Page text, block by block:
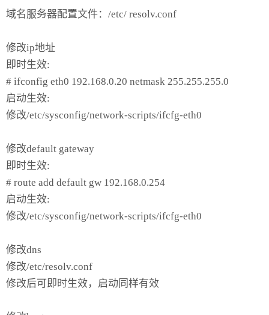
域名服务器配置文件：/etc/ resolv.conf
修改ip地址
即时生效:
# ifconfig eth0 192.168.0.20 netmask 255.255.255.0
启动生效:
修改/etc/sysconfig/network-scripts/ifcfg-eth0
修改default gateway
即时生效:
# route add default gw 192.168.0.254
启动生效:
修改/etc/sysconfig/network-scripts/ifcfg-eth0
修改dns
修改/etc/resolv.conf
修改后可即时生效，启动同样有效